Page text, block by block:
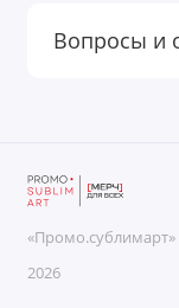
Вопросы и
«Промо.сублимарт»
2026